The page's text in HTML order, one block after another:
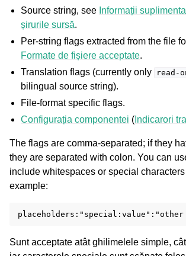
Source string, see Informații
șirurile sursă.
Per-string flags extracted from the file
Formate de fișiere acceptate.
Translation flags (currently only
read-
bilingual source string).
File-format specific flags.
Configurația componentei ( Indicarori
The flags are comma-separated; if they
they are separated with colon. You can
include whitespaces or special
example:
Sunt acceptate atât ghilimelele simple,